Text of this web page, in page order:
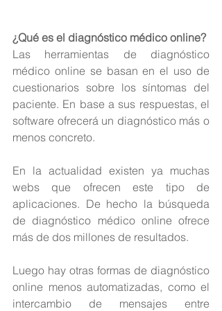
¿Qué es el diagnóstico médico online?
Las herramientas de diagnóstico
médico online se basan en el uso de
cuestionarios sobre los síntomas del
paciente. En base a sus respuestas, el
software ofrecerá un diagnóstico más o
menos concreto.
En la actualidad existen ya muchas
webs que ofrecen este tipo de
aplicaciones. De hecho la búsqueda
de diagnóstico médico online ofrece
más de dos millones de resultados.
Luego hay otras formas de diagnóstico
online menos automatizadas, como el
intercambio de mensajes entre